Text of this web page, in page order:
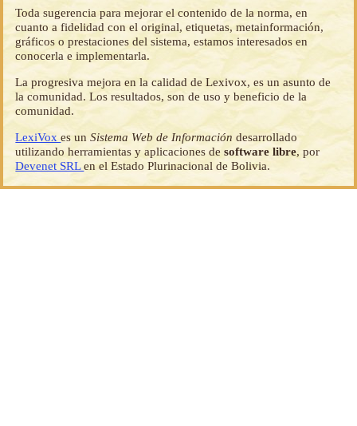
Toda sugerencia para mejorar el contenido de la norma, en
cuanto a fidelidad con el original, etiquetas, metainformación,
gráficos o prestaciones del sistema, estamos interesados en
conocerla e implementarla.
La progresiva mejora en la calidad de Lexivox, es un asunto de
la comunidad. Los resultados, son de uso y beneficio de la
comunidad.
LexiVoxes unSistema Web de Información desarrollado
utilizando herramientas y aplicaciones desoftware libre, por
Devenet SRLen el Estado Plurinacional de Bolivia.